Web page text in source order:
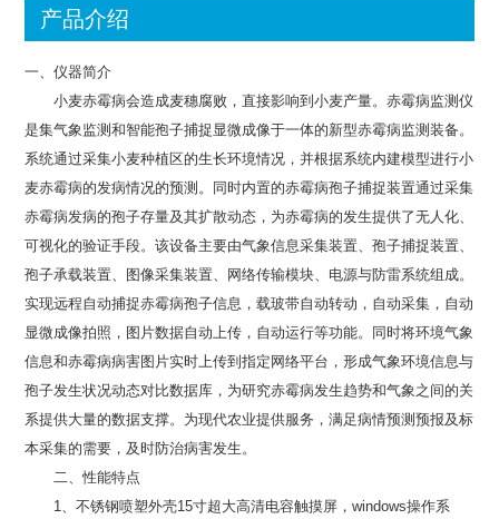
产品介绍
一、仪器简介
小麦赤霉病会造成麦穗腐败，直接影响到小麦产量。赤霉病监测仪
是集气象监测和智能孢子捕捉显微成像于一体的新型赤霉病监测装备。
系统通过采集小麦种植区的生长环境情况，并根据系统内建模型进行小
麦赤霉病的发病情况的预测。同时内置的赤霉病孢子捕捉装置通过采集
赤霉病发病的孢子存量及其扩散动态，为赤霉病的发生提供了无人化、
可视化的验证手段。该设备主要由气象信息采集装置、孢子捕捉装置、
孢子承载装置、图像采集装置、网络传输模块、电源与防雷系统组成。
实现远程自动捕捉赤霉病孢子信息，载玻带自动转动，自动采集，自动
显微成像拍照，图片数据自动上传，自动运行等功能。同时将环境气象
信息和赤霉病病害图片实时上传到指定网络平台，形成气象环境信息与
孢子发生状况动态对比数据库，为研究赤霉病发生趋势和气象之间的关
系提供大量的数据支撑。为现代农业提供服务，满足病情预测预报及标
本采集的需要，及时防治病害发生。
二、性能特点
1、不锈钢喷塑外壳15寸超大高清电容触摸屏，windows操作系